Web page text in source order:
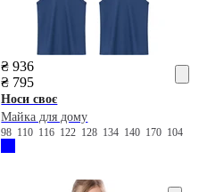
₴ 936
₴ 795
Носи своє
Майка для дому
98 110 116 122 128 134 140 170 104